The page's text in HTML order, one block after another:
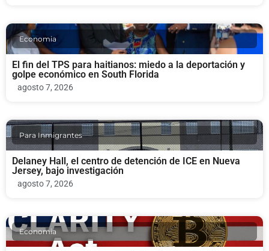
Economia
El fin del TPS para haitianos: miedo a la deportación y
golpe económico en South Florida
agosto 7, 2026
Para Inmigrantes
Delaney Hall, el centro de detención de ICE en Nueva
Jersey, bajo investigación
agosto 7, 2026
Economia